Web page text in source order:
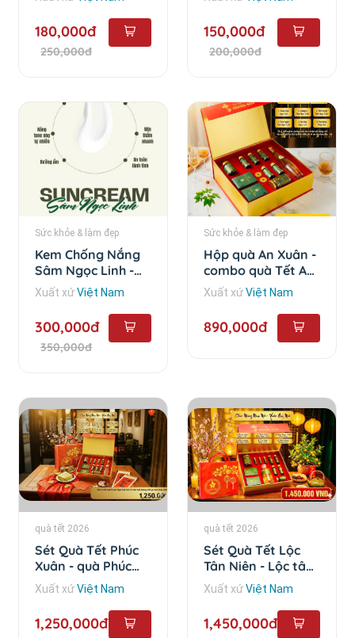
180,000đ
250,000đ
150,000đ
200,000đ
Sức khỏe & làm đẹp
Kem Chống Nắng
Sâm Ngọc Linh -
50g
Xuất xứViệt Nam
300,000đ
350,000đ
Sức khỏe & làm đẹp
Hộp quà An Xuân -
combo quà Tết An
Xuân
Xuất xứViệt Nam
890,000đ
quà tết 2026
Sét Quà Tết Phúc
Xuân - quà Phúc
Xuân
Xuất xứViệt Nam
1,250,000đ
quà tết 2026
Sét Quà Tết Lộc
Tân Niên - Lộc tân
Niên
Xuất xứViệt Nam
1,450,000đ